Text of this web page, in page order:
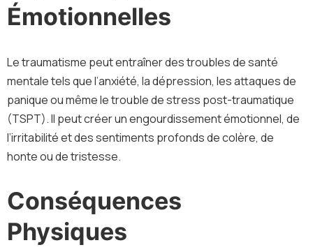
Émotionnelles
Le traumatisme peut entraîner des troubles de santé
mentale tels que l’anxiété, la dépression, les attaques de
panique ou même le trouble de stress post-traumatique
(TSPT). Il peut créer un engourdissement émotionnel, de
l’irritabilité et des sentiments profonds de colère, de
honte ou de tristesse.
Conséquences
Physiques